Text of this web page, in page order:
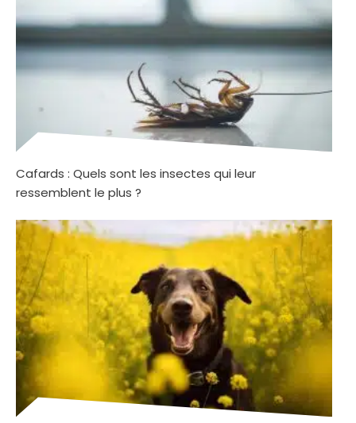
Cafards : Quels sont les insectes qui leur
ressemblent le plus ?